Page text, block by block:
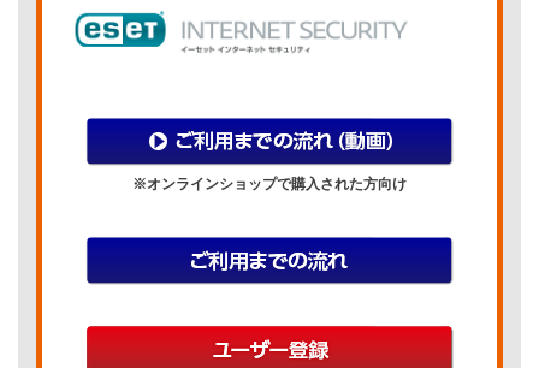
※オンラインショップで購入された方向け